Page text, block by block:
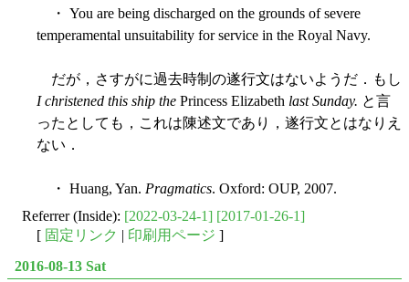
・ You are being discharged on the grounds of severe
temperamental unsuitability for service in the Royal Navy.
だが，さすがに過去時制の遂行文はないようだ．もし
I christened this ship the Princess Elizabeth last Sunday. と言
ったとしても，これは陳述文であり，遂行文とはなりえ
ない．
・ Huang, Yan. Pragmatics. Oxford: OUP, 2007.
Referrer (Inside): [2022-03-24-1] [2017-01-26-1]
[ 固定リンク | 印刷用ページ ]
2016-08-13 Sat